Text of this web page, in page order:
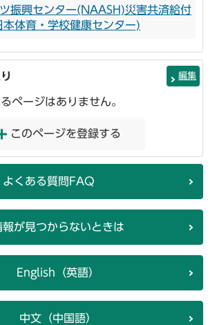
振興センター(NAASH)災害共済給付
体育・学校健康センター)
編集
ページはありません。
このページを登録する
よくある質問FAQ
報が見つからないときは
English（英語）
中文（中国語）